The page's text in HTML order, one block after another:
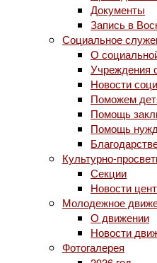
Документы
Запись в
Социальное
О
Учреждения
Новости
Поможем
Помощь
Помощь
Культурно-
Секции
Новости
Молодежное
О движении
Новости
Фотогалерея